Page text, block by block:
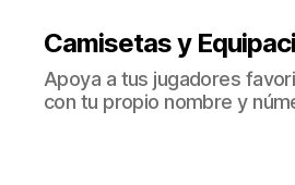
Camisetas y
Apoya a tus jugadores
con tu propio nombre y